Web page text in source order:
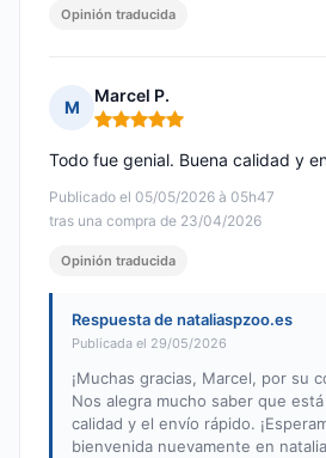
Opinión traducida
M
Marcel P.
Nota: 5 de 5
Publicado el 05/05/2026 à 05h47
tras una compra de 23/04/2026
Todo fue genial. Buena calidad y
Opinión traducida
Respuesta de nataliaspzoo.es
Publicada el 29/05/2026
¡Muchas gracias, Marcel, por su
Nos alegra mucho saber que
calidad y el envío rápido.
bienvenida nuevamente en